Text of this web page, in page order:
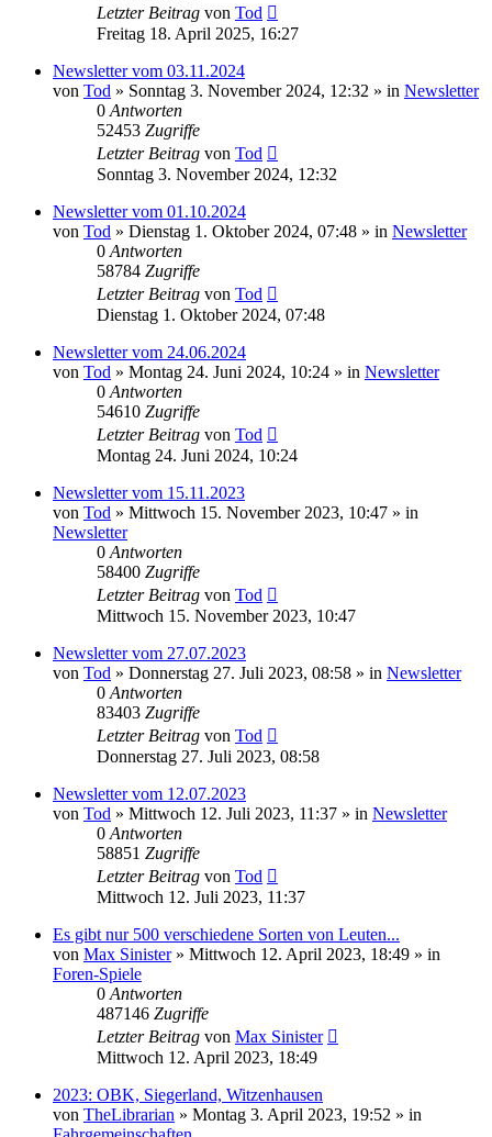
Letzter Beitrag von Tod
Freitag 18. April 2025, 16:27
Newsletter vom 03.11.2024
von Tod » Sonntag 3. November 2024, 12:32 » in Newsletter
0 Antworten
52453 Zugriffe
Letzter Beitrag von Tod
Sonntag 3. November 2024, 12:32
Newsletter vom 01.10.2024
von Tod » Dienstag 1. Oktober 2024, 07:48 » in Newsletter
0 Antworten
58784 Zugriffe
Letzter Beitrag von Tod
Dienstag 1. Oktober 2024, 07:48
Newsletter vom 24.06.2024
von Tod » Montag 24. Juni 2024, 10:24 » in Newsletter
0 Antworten
54610 Zugriffe
Letzter Beitrag von Tod
Montag 24. Juni 2024, 10:24
Newsletter vom 15.11.2023
von Tod » Mittwoch 15. November 2023, 10:47 » in
Newsletter
0 Antworten
58400 Zugriffe
Letzter Beitrag von Tod
Mittwoch 15. November 2023, 10:47
Newsletter vom 27.07.2023
von Tod » Donnerstag 27. Juli 2023, 08:58 » in Newsletter
0 Antworten
83403 Zugriffe
Letzter Beitrag von Tod
Donnerstag 27. Juli 2023, 08:58
Newsletter vom 12.07.2023
von Tod » Mittwoch 12. Juli 2023, 11:37 » in Newsletter
0 Antworten
58851 Zugriffe
Letzter Beitrag von Tod
Mittwoch 12. Juli 2023, 11:37
Es gibt nur 500 verschiedene Sorten von Leuten...
von Max Sinister» Mittwoch 12. April 2023, 18:49 » in
Foren-Spiele
0 Antworten
487146 Zugriffe
Letzter Beitrag von Max Sinister
Mittwoch 12. April 2023, 18:49
2023: OBK, Siegerland, Witzenhausen
von TheLibrarian » Montag 3. April 2023, 19:52 » in